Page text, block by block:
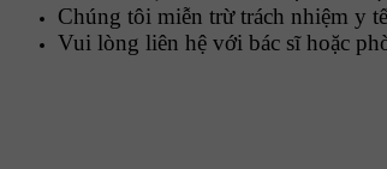
Chúng tôi miễn trừ trách nhiệm y
Vui lòng liên hệ với bác sĩ hoặc